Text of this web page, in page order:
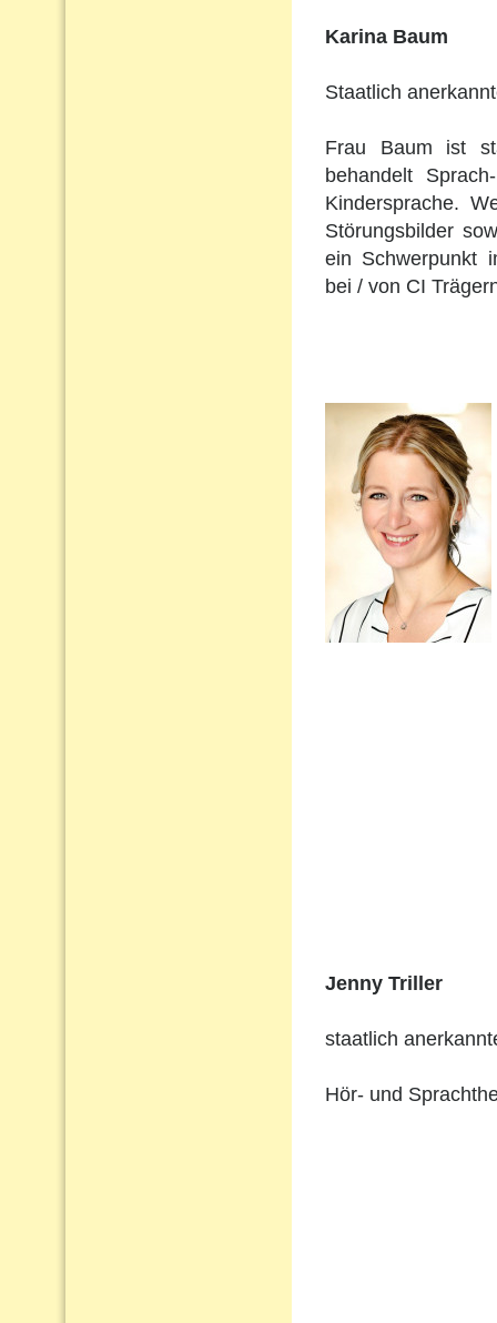
Karina Baum
Staatlich
Frau Baum ist
behandelt
Kindersprache.
Störungsbilder
ein Schwerpunkt
bei / von CI
Jenny Triller
staatlich
Hör- und